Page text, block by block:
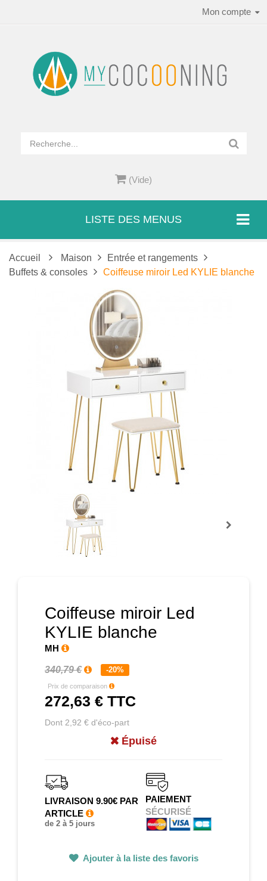
Mon compte
(Vide)
LISTE DES MENUS
Accueil Maison
Entrée et rangements
Buffets & consoles
Coiffeuse miroir Led KYLIE blanche
Coiffeuse miroir Led
KYLIE blanche
MH
340,79 € -20%
Prix de comparaison
272,63 € TTC
Dont 2,92 € d'éco-part
Épuisé
LIVRAISON 9.90€ PAR
ARTICLE
de 2 à 5 jours
PAIEMENT
SÉCURISÉ
Ajouter à la liste des favoris